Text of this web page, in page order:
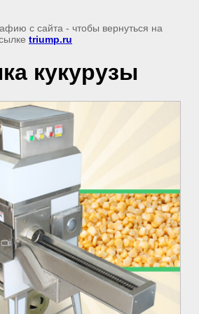
с сайта - чтобы вернуться на
triump.ru
кукурузы